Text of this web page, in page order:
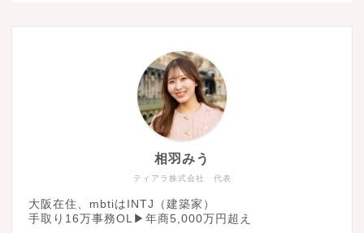
ティアラ株式会社 代表
相羽みう
大阪在住、mbtiはINTJ（建築家）
手取り16万事務OL▶︎年商5,000万円超え